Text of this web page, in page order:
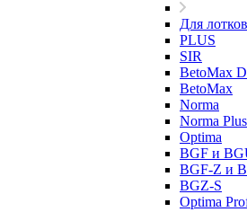
Для
PLUS
SIR
BetoMax
BetoMax
Norma
Norma Plus
Optima
BGF и
BGF-Z и
BGZ-S
Optima